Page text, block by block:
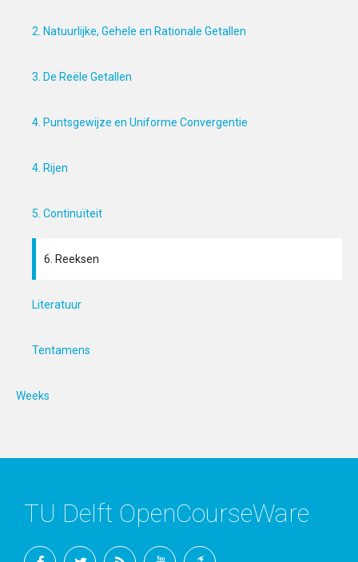
2. Natuurlijke, Gehele en Rationale Getallen
3. De Reële Getallen
4. Puntsgewijze en Uniforme Convergentie
4. Rijen
5. Continuïteit
6. Reeksen
Literatuur
Tentamens
Weeks
TU Delft OpenCourseWare